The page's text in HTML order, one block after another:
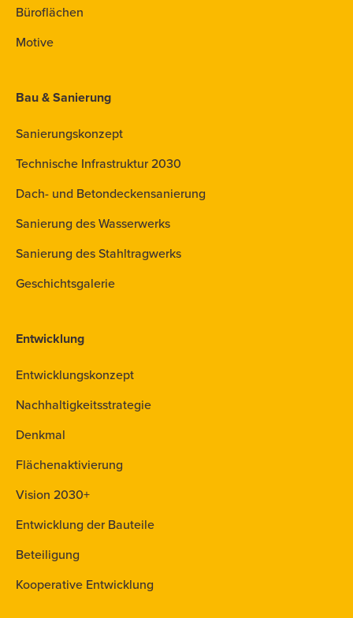
Büroflächen
Motive
Bau & Sanierung
Sanierungskonzept
Technische Infrastruktur 2030
Dach- und Betondeckensanierung
Sanierung des Wasserwerks
Sanierung des Stahltragwerks
Geschichtsgalerie
Entwicklung
Entwicklungskonzept
Nachhaltigkeitsstrategie
Denkmal
Flächenaktivierung
Vision 2030+
Entwicklung der Bauteile
Beteiligung
Kooperative Entwicklung